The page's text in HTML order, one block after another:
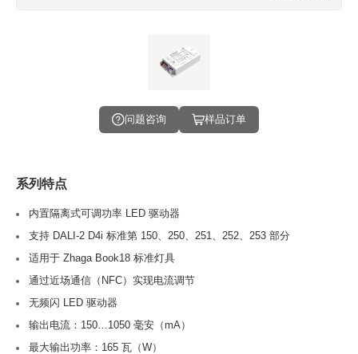
问题咨询 样品订单
系列特点
内置隔离式可调功率 LED 驱动器
支持 DALI-2 D4i 标准第 150、250、251、252、253 部分
适用于 Zhaga Book18 标准灯具
通过近场通信（NFC）实现电流调节
无频闪 LED 驱动器
输出电流：150…1050 毫安（mA）
最大输出功率：165 瓦（W）